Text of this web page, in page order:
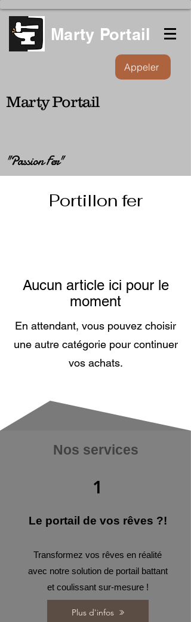
Marty Portail
Appeler
Marty Portail
"Passion Fer"
Portillon fer
Aucun article ici pour le
moment
En attendant, vous pouvez choisir
une autre catégorie pour continuer
vos achats.
Nos services
1
Le portail de vos rêves ?!
Transformez vos rêves en réalité
avec notre solution de portail battant
et coulissant sur-mesure !
Plus d'infos